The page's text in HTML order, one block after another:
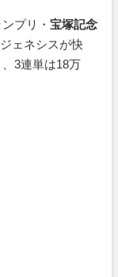
プリ・ 宝塚記念
ェネシスが快
3連単は18万